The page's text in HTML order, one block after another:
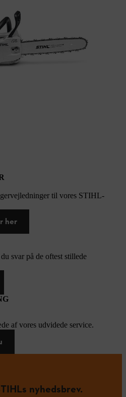
til vores STIHL-
her
svar på de oftest stillede
af vores udvidede service.
nyhedsbrev.